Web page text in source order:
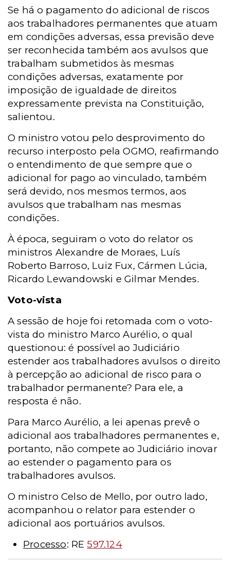
Se há o pagamento do adicional de riscos
aos trabalhadores permanentes que atuam
em condições adversas, essa previsão deve
ser reconhecida também aos avulsos que
trabalham submetidos às mesmas
condições adversas, exatamente por
imposição de igualdade de direitos
expressamente prevista na Constituição,
salientou.
O ministro votou pelo desprovimento do
recurso interposto pela OGMO, reafirmando
o entendimento de que sempre que o
adicional for pago ao vinculado, também
será devido, nos mesmos termos, aos
avulsos que trabalham nas mesmas
condições.
À época, seguiram o voto do relator os
ministros Alexandre de Moraes, Luís
Roberto Barroso, Luiz Fux, Cármen Lúcia,
Ricardo Lewandowski e Gilmar Mendes.
Voto-vista
A sessão de hoje foi retomada com o voto-
vista do ministro Marco Aurélio, o qual
questionou: é possível ao Judiciário
estender aos trabalhadores avulsos o direito
à percepção ao adicional de risco para o
trabalhador permanente? Para ele, a
resposta é não.
Para Marco Aurélio, a lei apenas prevê o
adicional aos trabalhadores permanentes e,
portanto, não compete ao Judiciário inovar
ao estender o pagamento para os
trabalhadores avulsos.
O ministro Celso de Mello, por outro lado,
acompanhou o relator para estender o
adicional aos portuários avulsos.
Processo: RE597.124